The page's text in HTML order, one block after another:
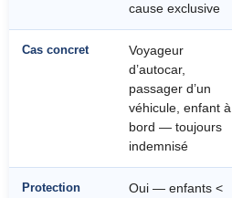
cause exclusive
Cas concret
Voyageur
d’autocar,
passager d’un
véhicule, enfant à
bord — toujours
indemnisé
Protection
Oui — enfants <